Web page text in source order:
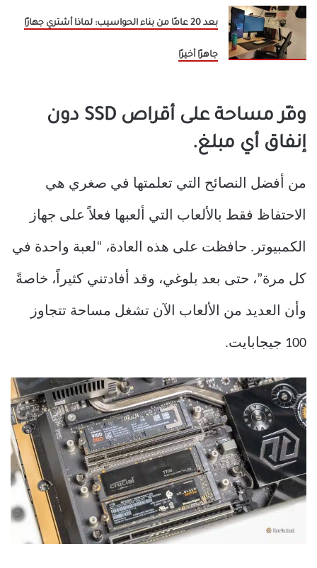
بعد 20 عامًا من بناء الحواسيب: لماذا أشتري جهازًا
جاهزًا أخيرًا
وفّر مساحة على أقراص SSD دون
إنفاق أي مبلغ.
من أفضل النصائح التي تعلمتها في صغري هي
الاحتفاظ فقط بالألعاب التي ألعبها فعلاً على جهاز
الكمبيوتر. حافظت على هذه العادة، “لعبة واحدة في
كل مرة”، حتى بعد بلوغي، وقد أفادتني كثيراً، خاصةً
وأن العديد من الألعاب الآن تشغل مساحة تتجاوز
100 جيجابايت.